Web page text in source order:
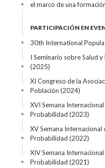
el marco de una
+
PARTICIPACIÓN EN
30th International
+
I Seminario sobre Salud
(2025)
+
XI Congreso de la
Población (2024)
+
XVI Semana
Probabilidad (2023)
+
XV Semana Internacional
Probabilidad (2022)
+
XIV Semana
Probabilidad (2021)
+